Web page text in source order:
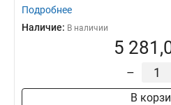
Подробнее
Наличие: В наличии
5
–
В